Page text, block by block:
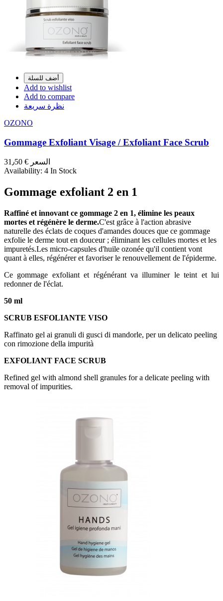
أضف للسلة
Add to wishlist
Add to compare
نظرة سريعة
OZONO
Gommage Exfoliant Visage / Exfoliant Face Scrub
السعر € 31٫50
Availability: 4 In Stock
Gommage exfoliant 2 en 1
Raffiné et innovant ce gommage 2 en 1, élimine les peaux
mortes et régénère le derme.C'est grâce à l'action abrasive
naturelle des éclats de coques d'amandes douces que ce gommage
exfolie le derme tout en douceur ; éliminant les cellules mortes et les
impuretés.Les micro-capsules d'huile ozonée qu'il contient vont
quant à elles, régénérer et favoriser le renouvellement de l'épiderme.
Ce gommage exfoliant et régénérant va illuminer le teint et lui
redonner de l'éclat.
50 ml
SCRUB ESFOLIANTE VISO
Raffinato gel ai granuli di gusci di mandorle, per un delicato peeling
con rimozione della impurità
EXFOLIANT FACE SCRUB
Refined gel with almond shell granules for a delicate peeling with
removal of impurities.